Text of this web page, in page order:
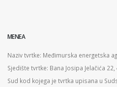
MENEA
Naziv tvrtke: Međimurska energetska
Sjedište tvrtke: Bana Josipa Jelačića
Sud kod kojega je tvrtka upisana u